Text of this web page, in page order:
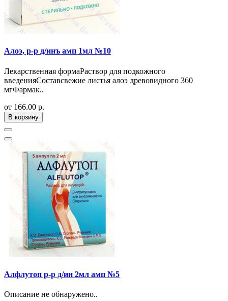
Алоэ, р-р д/инъ амп 1мл №10
Лекарственная формаРаствор для подкожного
введенияСоставсвежие листья алоэ древовидного 360
мгФармак..
от 166.00 р.
В корзину
Алфлутоп р-р д/ин 2мл амп №5
Описание не обнаружено..